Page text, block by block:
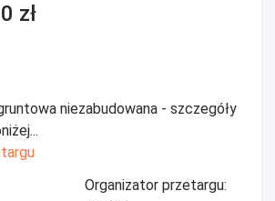
zł
niezabudowana - szczegóły
Organizator przetargu: